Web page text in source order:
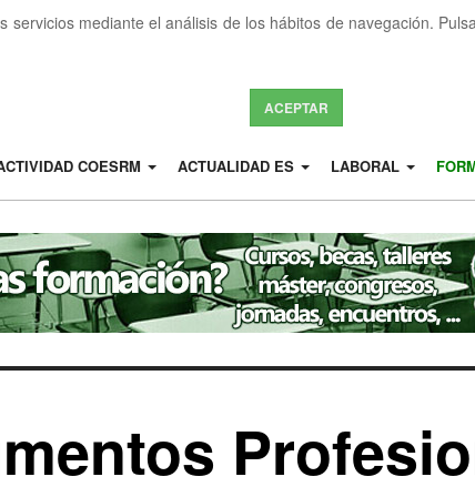
mediante el análisis de los hábitos de navegación.
ACEPTAR
COESRM ACTUALIDAD ES LABORAL